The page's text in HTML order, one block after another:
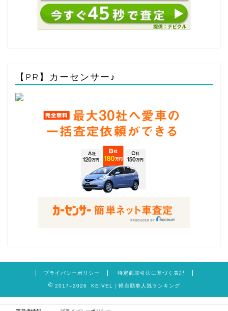
【PR】カーセンサー♪
プライバシーポリシー 特定商取引法に基づく表記
2017–2026 KEIVEL｜軽自動車人気ランキング